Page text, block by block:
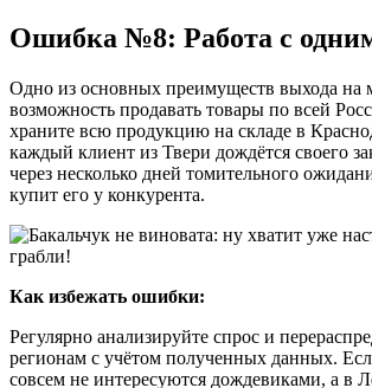
Ошибка №8: Работа с
Одно из основных преимуществ выхода на
возможность продавать товары по всей
храните всю продукцию на складе в
каждый клиент из Твери дождётся своего
через несколько дней томительного
купит его у конкурента.
Как избежать ошибки:
Регулярно анализируйте спрос и
регионам с учётом полученных данных.
совсем не интересуются дождевиками, а в